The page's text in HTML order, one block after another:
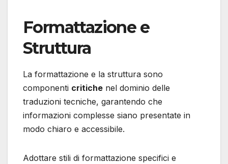
Formattazione e
Struttura
La formattazione e la struttura sono
componenti critiche nel dominio delle
traduzioni tecniche, garantendo che
informazioni complesse siano presentate in
modo chiaro e accessibile.
Adottare stili di formattazione specifici e